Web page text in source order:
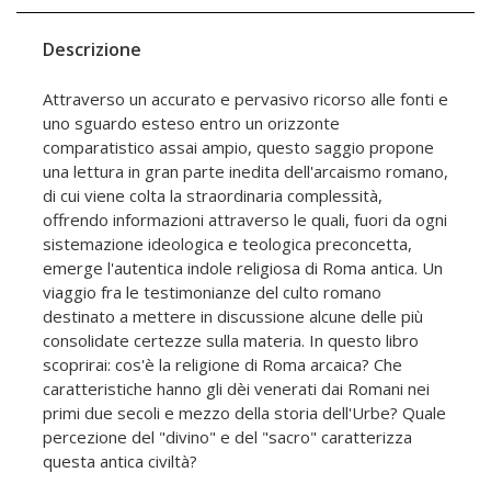
Descrizione
Attraverso un accurato e pervasivo ricorso alle fonti e
uno sguardo esteso entro un orizzonte
comparatistico assai ampio, questo saggio propone
una lettura in gran parte inedita dell'arcaismo romano,
di cui viene colta la straordinaria complessità,
offrendo informazioni attraverso le quali, fuori da ogni
sistemazione ideologica e teologica preconcetta,
emerge l'autentica indole religiosa di Roma antica. Un
viaggio fra le testimonianze del culto romano
destinato a mettere in discussione alcune delle più
consolidate certezze sulla materia. In questo libro
scoprirai: cos'è la religione di Roma arcaica? Che
caratteristiche hanno gli dèi venerati dai Romani nei
primi due secoli e mezzo della storia dell'Urbe? Quale
percezione del "divino" e del "sacro" caratterizza
questa antica civiltà?